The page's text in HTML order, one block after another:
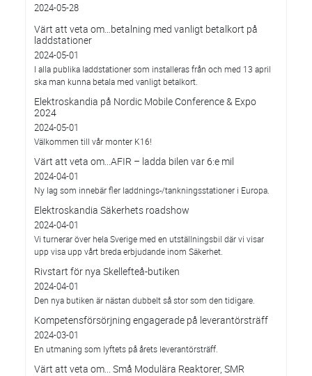
2024-05-28
Värt att veta om…betalning med vanligt betalkort på
laddstationer
2024-05-01
I alla publika laddstationer som installeras från och med 13 april
ska man kunna betala med vanligt betalkort.
Elektroskandia på Nordic Mobile Conference & Expo
2024
2024-05-01
Välkommen till vår monter K16!
Värt att veta om...AFIR – ladda bilen var 6:e mil
2024-04-01
Ny lag som innebär fler laddnings-/tankningsstationer i Europa.
Elektroskandia Säkerhets roadshow
2024-04-01
Vi turnerar över hela Sverige med en utställningsbil där vi visar
upp visa upp vårt breda erbjudande inom Säkerhet.
Rivstart för nya Skellefteå-butiken
2024-04-01
Den nya butiken är nästan dubbelt så stor som den tidigare.
Kompetensförsörjning engagerade på leverantörsträff
2024-03-01
En utmaning som lyftets på årets leverantörsträff.
Värt att veta om... Små Modulära Reaktorer, SMR